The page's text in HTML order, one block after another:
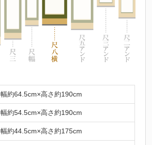
幅約64.5cm×高さ約190cm
幅約54.5cm×高さ約190cm
幅約44.5cm×高さ約175cm